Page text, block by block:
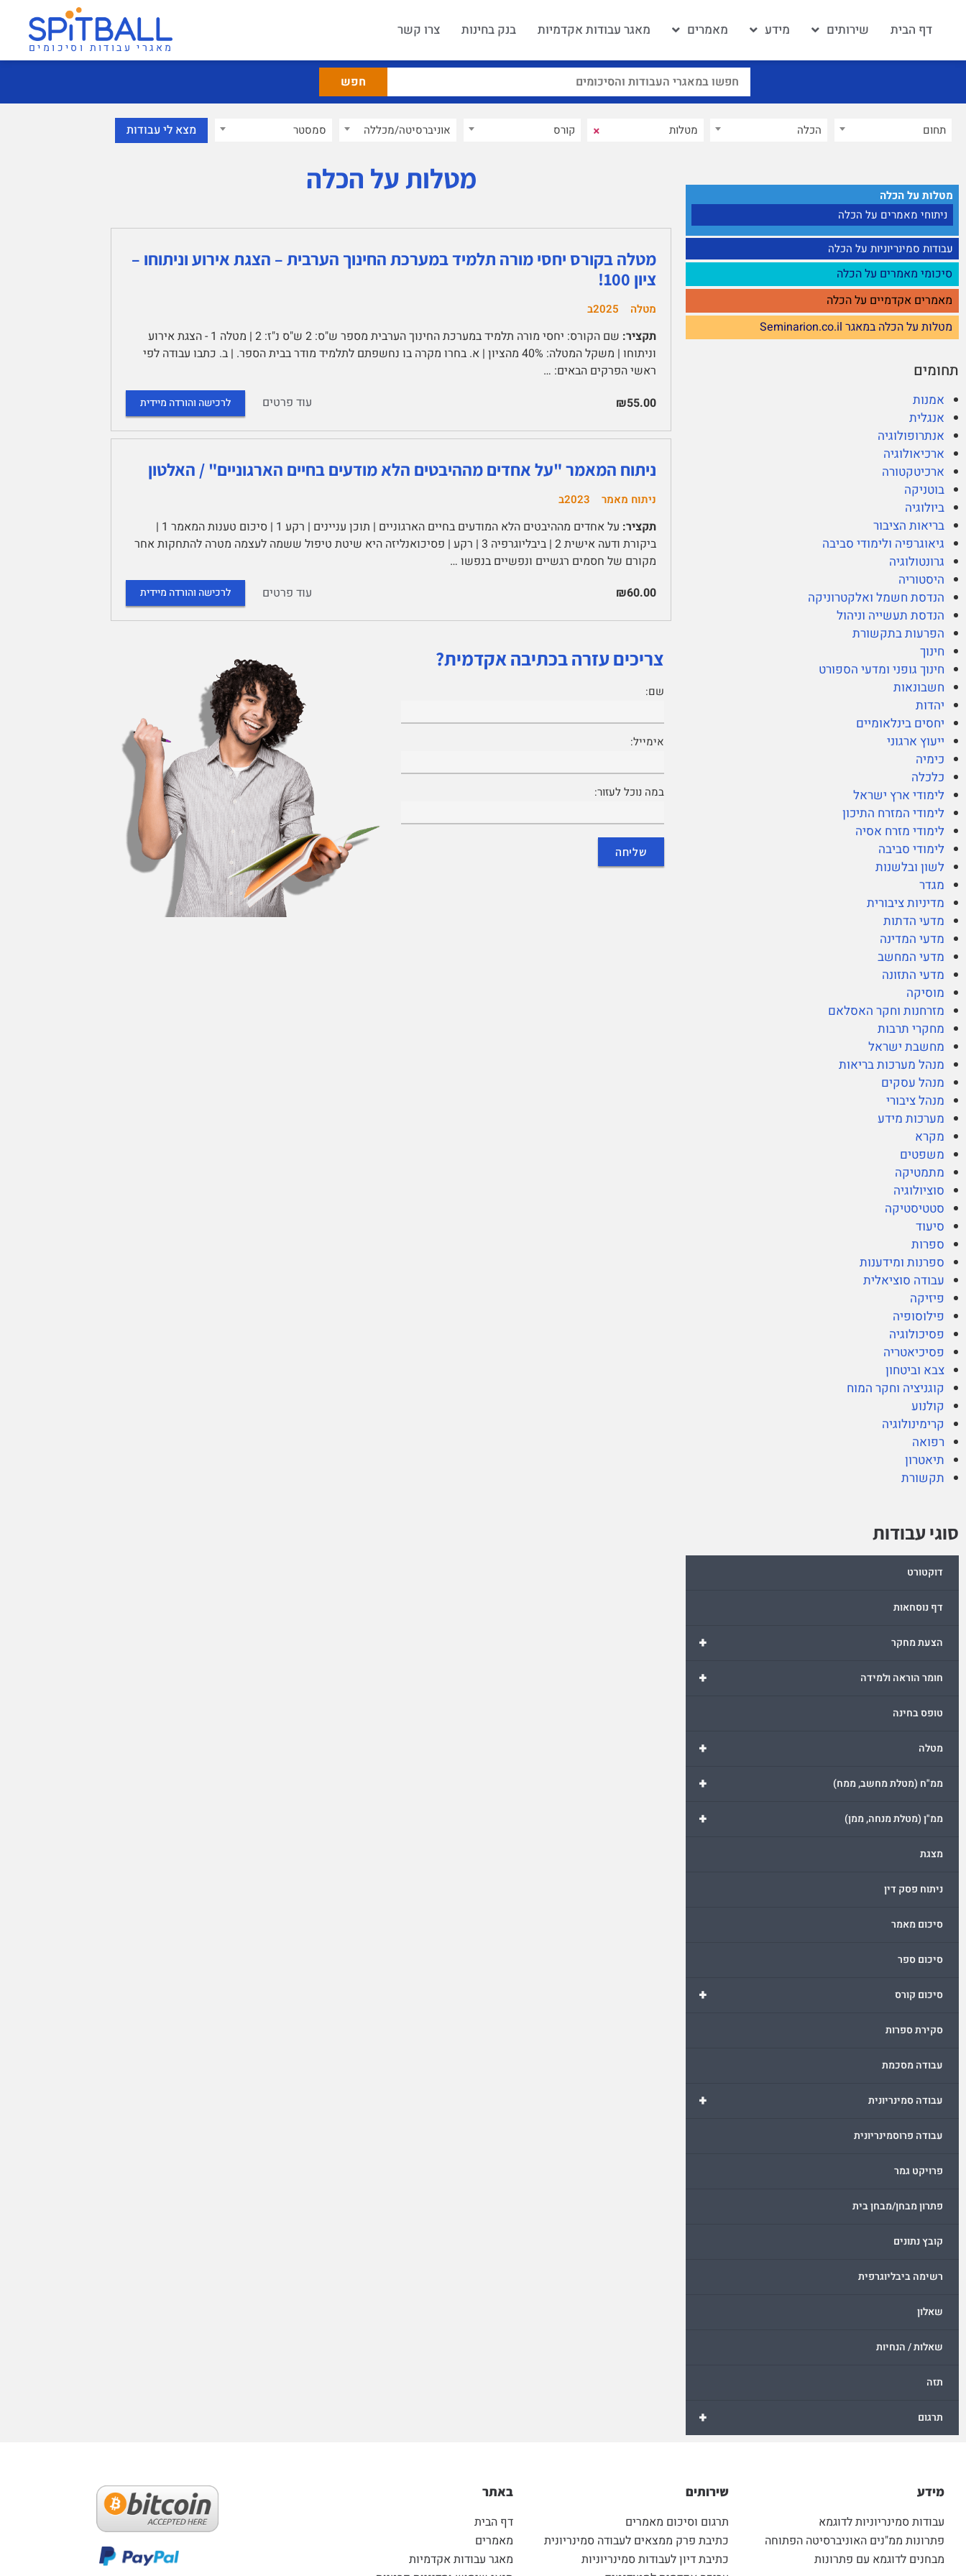
דף הבית שירותים מידע מאמרים מאגר עבודות אקדמיות בנק בחינות צרו קשר
מאגרי עבודות וסיכומים
תחום הכלה × קורס אוניברסיטה/מכללה סמסטר
מטלות על הכלה
ניתוחי מאמרים על הכלה
עבודות סמינריוניות על הכלה
סיכומי מאמרים על הכלה
מאמרים אקדמיים על הכלה
מטלות על הכלה במאגר Seminarion.co.il
תחומים
אמנות
אנגלית
אנתרופולוגיה
ארכיאולוגיה
ארכיטקטורה
בוטניקה
ביולוגיה
בריאות הציבור
גיאוגרפיה ולימודי סביבה
גרונטולוגיה
היסטוריה
הנדסת חשמל ואלקטרוניקה
הנדסת תעשייה וניהול
הפרעות בתקשורת
חינוך
חינוך גופני ומדעי הספורט
חשבונאות
יהדות
יחסים בינלאומיים
ייעוץ ארגוני
כימיה
כלכלה
לימודי ארץ ישראל
לימודי המזרח התיכון
לימודי מזרח אסיה
לימודי סביבה
לשון ובלשנות
מגדר
מדיניות ציבורית
מדעי הדתות
מדעי המדינה
מדעי המחשב
מדעי התזונה
מוסיקה
מזרחנות וחקר האסלאם
מחקרי תרבות
מחשבת ישראל
מנהל מערכות בריאות
מנהל עסקים
מנהל ציבורי
מערכות מידע
מקרא
משפטים
מתמטיקה
סוציולוגיה
סטטיסטיקה
סיעוד
ספרות
ספרנות ומידענות
עבודה סוציאלית
פיזיקה
פילוסופיה
פסיכולוגיה
פסיכיאטריה
צבא וביטחון
קוגניציה וחקר המוח
קולנוע
קרימינולוגיה
רפואה
תיאטרון
תקשורת
סוגי עבודות
דוקטורט
דף נוסחאות
+ הצעת מחקר
+ חומר הוראה ולמידה
טופס בחינה
+ מטלה
+ ממ"ח (מטלת מחשב, ממח)
+ ממ"ן (מטלת מנחה, ממן)
מצגת
ניתוח פסק דין
סיכום מאמר
סיכום ספר
+ סיכום קורס
סקירת ספרות
עבודה מסכמת
+ עבודה סמינריונית
עבודה פרוסמינריונית
פרויקט גמר
פתרון מבחן/מבחן בית
קובץ נתונים
רשימה ביבליוגרפית
שאלון
שאלות / הנחיות
תזה
+ תרגום
מטלות על הכלה
מטלה בקורס יחסי מורה תלמיד במערכת החינוך הערבית – הצגת אירוע וניתוחו –
ציון 100!
מטלה 2025ב
תקציר:
שם הקורס: יחסי מורה תלמיד במערכת החינוך הערבית מספר ש"ס: 2 ש"ס נ"ז: 2 | מטלה 1 - הצגת אירוע
וניתוחו | משקל המטלה: 40% מהציון | א. בחרו מקרה בו נחשפתם לתלמיד מודר בבית הספר. | ב. כתבו עבודה לפי
ראשי הפרקים הבאים: …
₪55.00
עוד פרטים לרכישה והורדה מיידית
ניתוח המאמר "על אחדים מההיבטים הלא מודעים בחיים הארגוניים" / האלטון
ניתוח מאמר 2023ב
תקציר:
על אחדים מההיבטים הלא המודעים בחיים הארגוניים | תוכן עניינים | רקע 1 | סיכום טענות המאמר 1 |
ביקורת ודעה אישית 2 | ביבליוגרפיה 3 | רקע | פסיכואנליזה היא שיטת טיפול ששמה לעצמה מטרה להתחקות אחר
מקורם של חסמים רגשיים ונפשיים בנפשו …
₪60.00
עוד פרטים לרכישה והורדה מיידית
צריכים עזרה בכתיבה אקדמית?
שם:
אימייל:
במה נוכל לעזור:
מידע
עבודות סמינריוניות לדוגמא
פתרונות ממ"נים האוניברסיטה הפתוחה
מבחנים לדוגמא עם פתרונות
שירותים
תרגום וסיכום מאמרים
כתיבת פרק ממצאים לעבודה סמינריונית
כתיבת דיון לעבודות סמינריוניות
באתר
דף הבית
מאמרים
מאגר עבודות אקדמיות